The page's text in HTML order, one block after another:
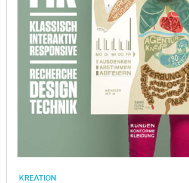
KREATION